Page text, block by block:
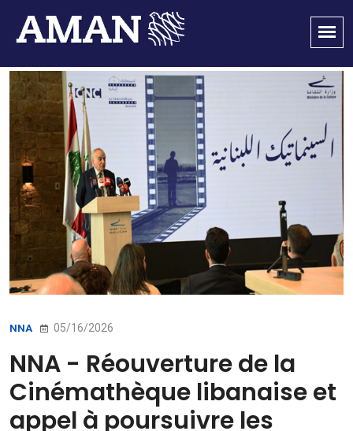
NNA 05/16/2026
NNA - Réouverture de la
Cinémathèque libanaise et
appel à poursuivre les